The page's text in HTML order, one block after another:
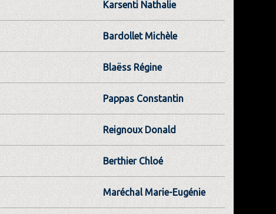
Karsenti Nathalie
Bardollet Michèle
Blaëss Régine
Pappas Constantin
Reignoux Donald
Berthier Chloé
Maréchal Marie-Eugénie